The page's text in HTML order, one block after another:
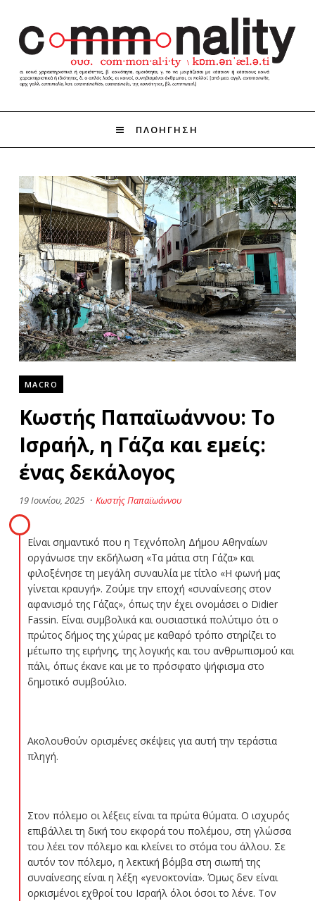
ΠΛΟΗΓΗΣΗ
MACRO
Κωστής Παπαϊωάννου: Το
Ισραήλ, η Γάζα και εμείς:
ένας δεκάλογος
19 Ιουνίου, 2025 · Κωστής Παπαϊωάννου
Είναι σημαντικό που η Τεχνόπολη Δήμου Αθηναίων
οργάνωσε την εκδήλωση «Τα μάτια στη Γάζα» και
φιλοξένησε τη μεγάλη συναυλία με τίτλο «Η φωνή μας
γίνεται κραυγή». Ζούμε την εποχή «συναίνεσης στον
αφανισμό της Γάζας», όπως την έχει ονομάσει ο Didier
Fassin. Είναι συμβολικά και ουσιαστικά πολύτιμο ότι ο
πρώτος δήμος της χώρας με καθαρό τρόπο στηρίζει το
μέτωπο της ειρήνης, της λογικής και του ανθρωπισμού και
πάλι, όπως έκανε και με το πρόσφατο ψήφισμα στο
δημοτικό συμβούλιο.
Ακολουθούν ορισμένες σκέψεις για αυτή την τεράστια
πληγή.
Στον πόλεμο οι λέξεις είναι τα πρώτα θύματα. Ο ισχυρός
επιβάλλει τη δική του εκφορά του πολέμου, στη γλώσσα
του λέει τον πόλεμο και κλείνει το στόμα του άλλου. Σε
αυτόν τον πόλεμο, η λεκτική βόμβα στη σιωπή της
συναίνεσης είναι η λέξη «γενοκτονία». Όμως δεν είναι
ορκισμένοι εχθροί του Ισραήλ όλοι όσοι το λένε. Τον